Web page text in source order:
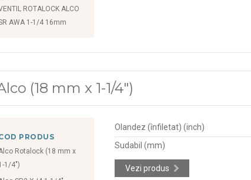
ROTALOCK ALCO
AWA 1-1/4 16mm
(18 mm x 1-1/4")
PRODUS
Rotalock (18 mm x
1/4")
Olandez (înfiletat) (inch)
Sudabil (mm)
Vezi produs